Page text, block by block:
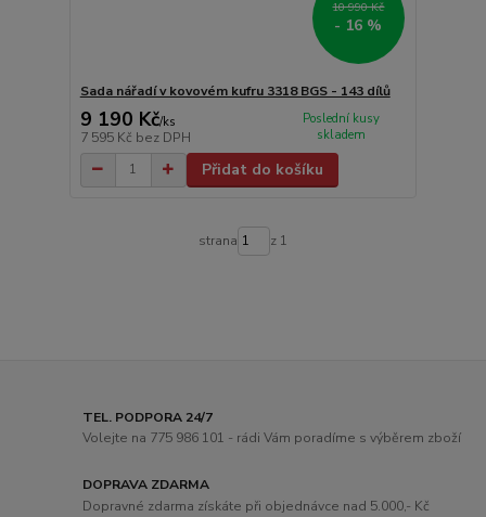
10 990 Kč
- 16 %
Sada nářadí v kovovém kufru 3318 BGS - 143 dílů
9 190 Kč/ks
7 595 Kč bez DPH
Poslední kusy
skladem
Přidat do košíku
strana z 1
TEL. PODPORA 24/7
Volejte na 775 986 101 - rádi Vám poradíme s výběrem zboží
DOPRAVA ZDARMA
Dopravné zdarma získáte při objednávce nad 5.000,- Kč